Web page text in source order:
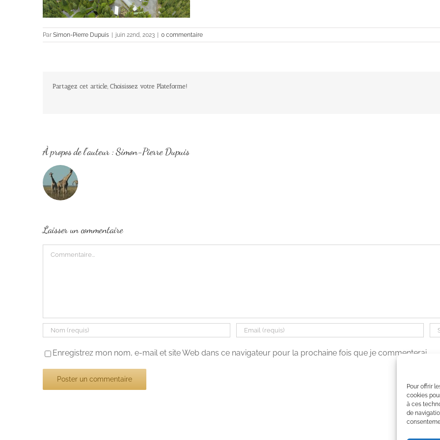
Pour offrir
cookies
à ces
de
Par Simon-Pierre Dupuis juin 22nd, 2023 0 commentaire
Partagez cet article, Choisissez votre Plateforme!
À propos de l'auteur :Simon-Pierre Dupuis
Laisser un commentaire
Enregistrez mon nom, e-mail et site Web dans ce navigateur pour la prochaine fois que je commenterai.